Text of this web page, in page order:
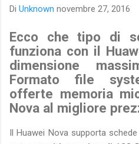
Di Unknown novembre 27, 2016
Ecco che tipo di
funziona con il
dimensione
Formato file
offerte memoria
Nova al migliore
Il Huawei Nova supporta